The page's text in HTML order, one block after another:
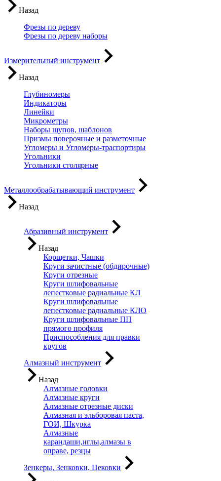
Назад
Фрезы по дереву
Фрезы по дереву наборы
Измерительный инструмент
Назад
Глубиномеры
Индикаторы
Линейки
Микрометры
Наборы щупов, шаблонов
Призмы поверочные и разметочные
Угломеры и Угломеры-траспортиры
Угольники
Угольники столярные
Металлообрабатывающий инструмент
Назад
Абразивный инструмент
Назад
Корщетки, Чашки
Круги зачистные (обдирочные)
Круги отрезные
Круги шлифовальные
лепестковые радиальные КЛ
Круги шлифовальные
лепестковые радиальные КЛО
Круги шлифовальные ПП
прямого профиля
Приспособления для правки
кругов
Алмазный инструмент
Назад
Алмазные головки
Алмазные круги
Алмазные отрезные диски
Алмазная и эльборовая паста,
ГОИ, Шкурка
Алмазные
карандаши,иглы,алмазы в
оправе, резцы
Зенкеры, Зенковки, Цековки